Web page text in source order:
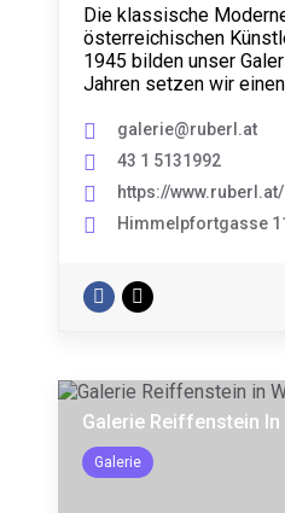
Die klassische
österreichischen
1945 bilden unser
Jahren setzen wir
galerie@ruberl.at
43 1 5131992
https://www.ruberl.at/
Himmelpfortgasse
Galerie Reiffenstein In
Galerie